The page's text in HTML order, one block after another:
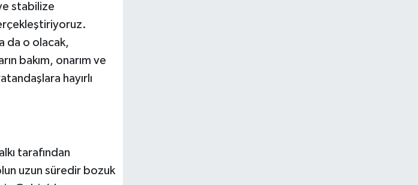
stabilize
da o olacak,
bakım, onarım ve
hayırlı
tarafından
uzun süredir bozuk